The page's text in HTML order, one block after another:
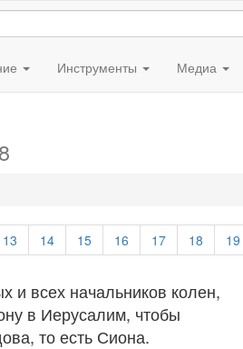
Инструменты Медиа
13 14 15 16 17 18 19
и всех начальников колен,
в Иерусалим, чтобы
то есть Сиона.